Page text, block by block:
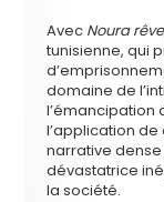
Avec Noura rêve
tunisienne, qui
domaine de
l’émancipation
l’application de
narrative
dévastatrice
la société.